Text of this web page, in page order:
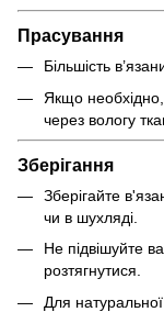
Прасування
Більшість
Якщо
через вологу
Зберігання
Зберігайте
чи в шухляді.
Не підвішуйте
розтягнутися.
Для